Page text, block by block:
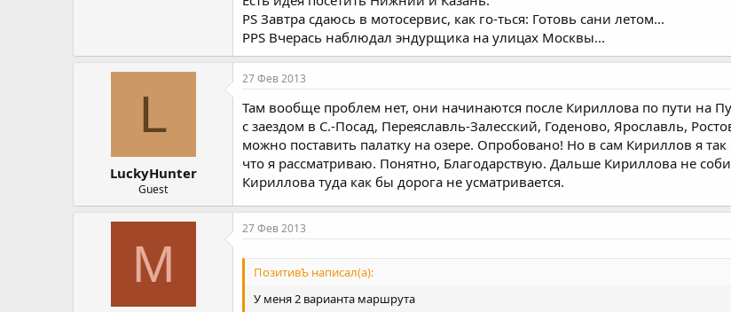
PS Завтра сдаюсь в мотосервис, как го-ться: Готовь сани летом...
PPS Вчерась наблюдал эндурщика на улицах Москвы...
L
LuckyHunter
Guest
27 Фев 2013
Там вообще проблем нет, они начинаются после Кириллова по пути на
с заездом в С.-Посад, Переяславль-Залесский, Годеново, Ярославль,
можно поставить палатку на озере. Опробовано! Но в сам Кириллов я
что я рассматриваю. Понятно, Благодарствую. Дальше Кириллова не
Кириллова туда как бы дорога не усматривается.
M
27 Фев 2013
ПозитивЪ написал(а):
У меня 2 варианта маршрута